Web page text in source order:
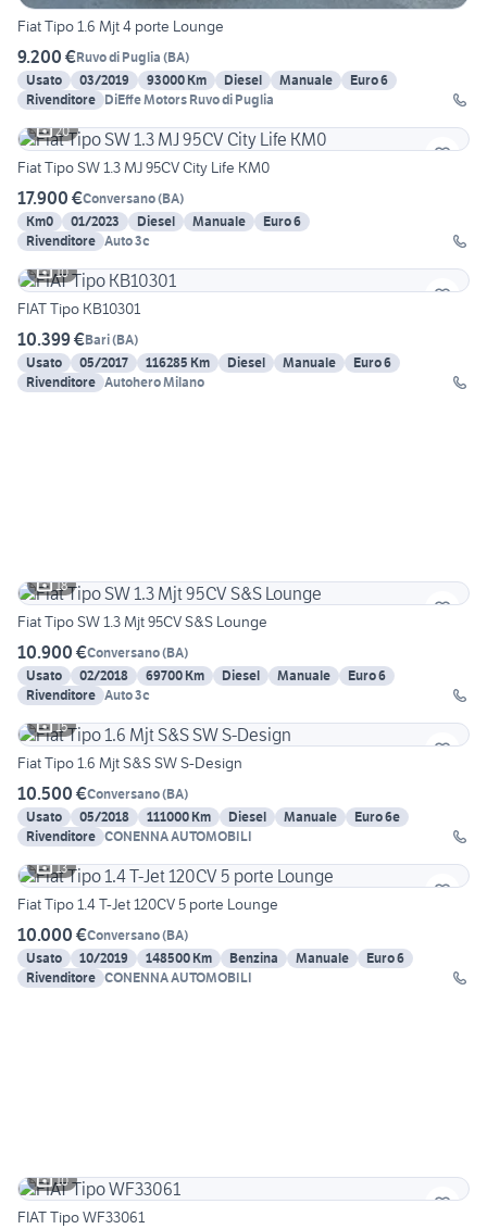
Fiat Tipo 1.6 Mjt 4 porte Lounge
9.200 €Ruvo di Puglia (BA)
Usato
03/2019 93000 Km Diesel Manuale
Euro 6
Rivenditore DiEffe Motors Ruvo di Puglia
20
Fiat Tipo SW 1.3 MJ 95CV City Life KM0
17.900 €Conversano(BA)
Km0
01/2023 Diesel Manuale
Euro 6
Rivenditore Auto 3c
10
FIAT Tipo KB10301
10.399 €Bari(BA)
Usato
05/2017 116285 Km Diesel Manuale
Euro 6
Rivenditore Autohero Milano
18
Fiat Tipo SW 1.3 Mjt 95CV S&S Lounge
10.900 €Conversano(BA)
Usato
02/2018 69700 Km Diesel Manuale
Euro 6
Rivenditore Auto 3c
15
Fiat Tipo 1.6 Mjt S&S SW S-Design
10.500 €Conversano(BA)
Usato
05/2018 111000 Km Diesel Manuale
Euro 6e
Rivenditore CONENNA AUTOMOBILI
13
Fiat Tipo 1.4 T-Jet 120CV 5 porte Lounge
10.000 €Conversano(BA)
Usato
10/2019 148500 Km Benzina Manuale
Euro 6
Rivenditore CONENNA AUTOMOBILI
10
FIAT Tipo WF33061